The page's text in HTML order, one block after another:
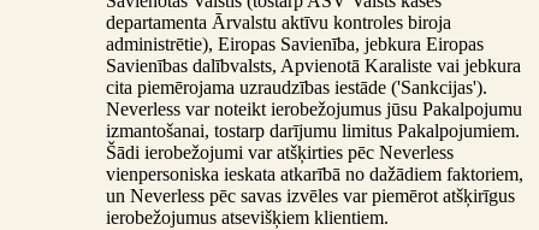
departamenta Ārvalstu aktīvu kontroles biroja
administrētie), Eiropas Savienība, jebkura Eiropas
Savienības dalībvalsts, Apvienotā Karaliste vai jebkura
cita piemērojama uzraudzības iestāde ('Sankcijas').
Neverless var noteikt ierobežojumus jūsu Pakalpojumu
izmantošanai, tostarp darījumu limitus Pakalpojumiem.
Šādi ierobežojumi var atšķirties pēc Neverless
vienpersoniska ieskata atkarībā no dažādiem faktoriem,
un Neverless pēc savas izvēles var piemērot atšķirīgus
ierobežojumus atsevišķiem klientiem.